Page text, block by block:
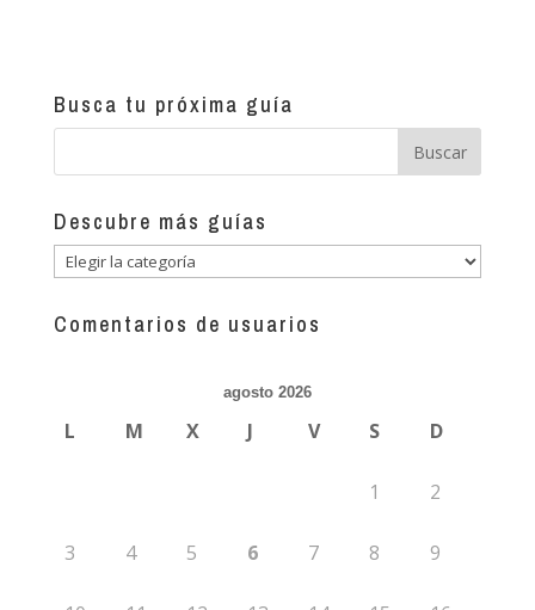
Busca tu próxima guía
Descubre más guías
Descubre
guías
Comentarios de usuarios
agosto 2026
L M X J V S D
1 2
3 4 5 6 7 8 9